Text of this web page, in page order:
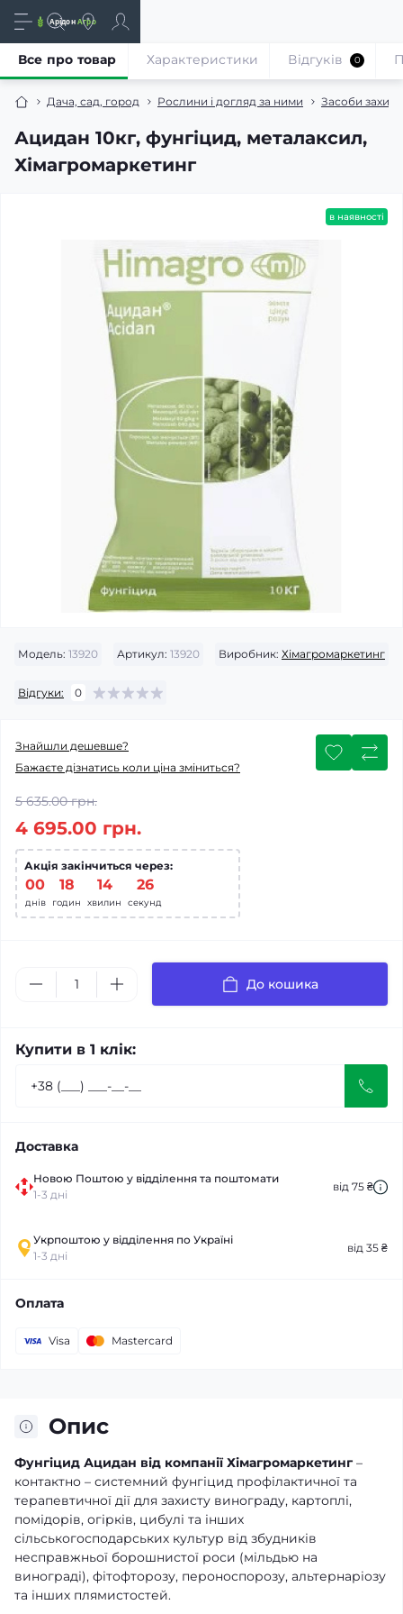
Дача, сад, город Рослини і догляд за ними Засоби
Ацидан 10кг, фунгіцид, металаксил,
Хімагромаркетинг
Все про товар Характеристики Відгуків 0
в наявності
Модель: 13920 Артикул: 13920 Виробник: Хімагромаркетинг
Відгуки: 0
Знайшли дешевше?
Бажаєте дізнатись коли ціна зміниться?
5 635.00 грн.
4 695.00 грн.
Акція закінчиться через:
00
днів
18
годин
14
хвилин
25
секунд
До кошика
Купити в 1 клік:
Доставка
Новою Поштою у відділення та поштомати
1-3 дні
від 75 ₴
Укрпоштою у відділення по Україні
1-3 дні
від 35 ₴
Оплата
Visa Mastercard
Опис
Фунгіцид Ацидан від компанії Хімагромаркетинг –
контактно – системний фунгіцид профілактичної та
терапевтичної дії для захисту винограду, картоплі,
помідорів, огірків, цибулі та інших
сільськогосподарських культур від збудників
несправжньої борошнистої роси (мільдью на
винограді), фітофторозу, пероноспорозу, альтернаріозу
та інших плямистостей.